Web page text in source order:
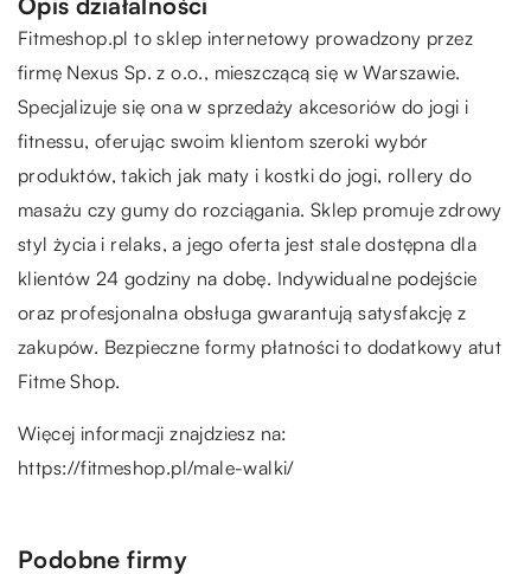
Fitmeshop.pl to sklep internetowy prowadzony przez
firmę Nexus Sp. z o.o., mieszczącą się w Warszawie.
Specjalizuje się ona w sprzedaży akcesoriów do jogi i
fitnessu, oferując swoim klientom szeroki wybór
produktów, takich jak maty i kostki do jogi, rollery do
masażu czy gumy do rozciągania. Sklep promuje zdrowy
styl życia i relaks, a jego oferta jest stale dostępna dla
klientów 24 godziny na dobę. Indywidualne podejście
oraz profesjonalna obsługa gwarantują satysfakcję z
zakupów. Bezpieczne formy płatności to dodatkowy atut
Fitme Shop.
Więcej informacji znajdziesz na:
https://fitmeshop.pl/male-walki/
Podobne firmy